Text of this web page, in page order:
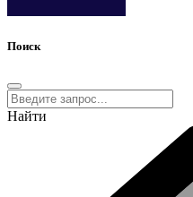
Поиск
Найти